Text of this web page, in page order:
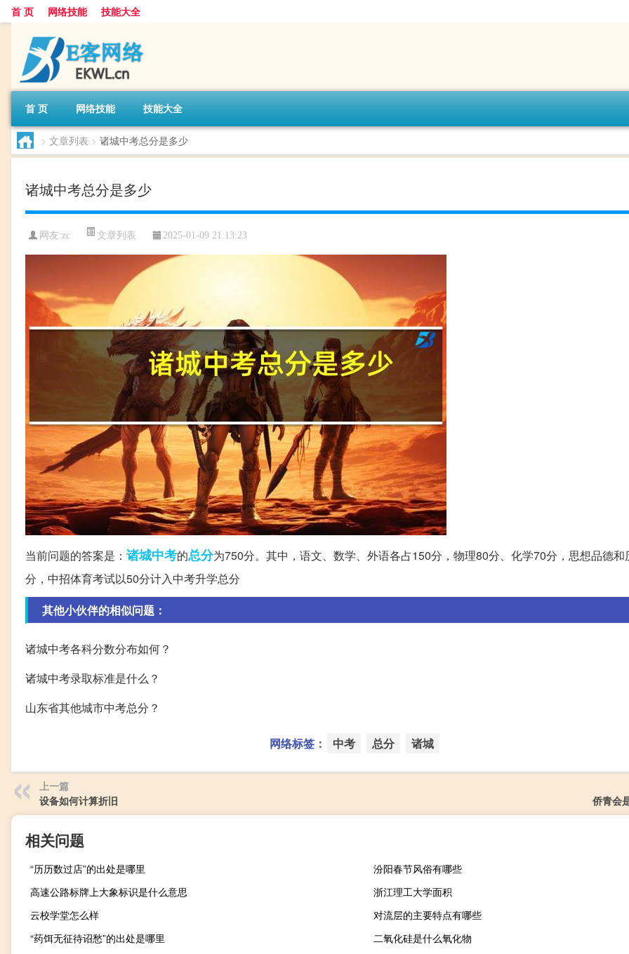
首 页 网络技能 技能大全
首 页 网络技能 技能大全
> 文章列表 > 诸城中考总分是多少
诸城中考总分是多少
网友:zc 文章列表 2025-01-09 21:13:23
当前问题的答案是： 诸城中考的总分为750分。其中，语文、数学、外语各占150分，物理80分、化学70分，思想品德和
分，中招体育考试以50分计入中考升学总分
其他小伙伴的相似问题：
诸城中考各科分数分布如何？
诸城中考录取标准是什么？
山东省其他城市中考总分？
网络标签： 中考 总分 诸城
上一篇
设备如何计算折旧
侨青会
相关问题
“历历数过店”的出处是哪里
汾阳春节风俗有哪些
高速公路标牌上大象标识是什么意思
浙江理工大学面积
云校学堂怎么样
对流层的主要特点有哪些
“药饵无征待诏愁”的出处是哪里
二氧化硅是什么氧化物